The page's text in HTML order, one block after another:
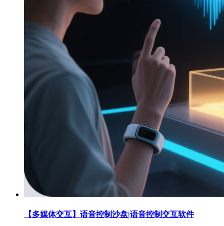
【多媒体交互】语音控制沙盘|语音控制交互软件